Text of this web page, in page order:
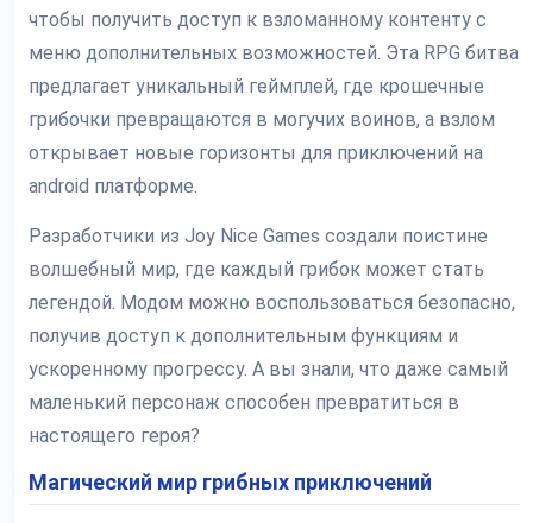
чтобы получить доступ к взломанному контенту с
меню дополнительных возможностей. Эта RPG битва
предлагает уникальный геймплей, где крошечные
грибочки превращаются в могучих воинов, а взлом
открывает новые горизонты для приключений на
android платформе.
Разработчики из Joy Nice Games создали поистине
волшебный мир, где каждый грибок может стать
легендой. Модом можно воспользоваться безопасно,
получив доступ к дополнительным функциям и
ускоренному прогрессу. А вы знали, что даже самый
маленький персонаж способен превратиться в
настоящего героя?
Магический мир грибных приключений